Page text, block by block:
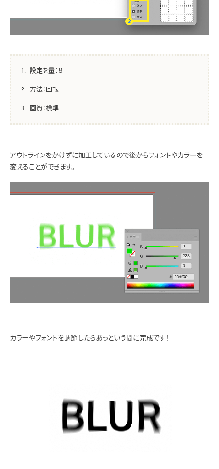
設定を量：８
方法：回転
画質：標準
アウトラインをかけずに加工しているので後からフォントやカラーを
変えることができます。
カラーやフォントを調節したらあっという間に完成です！